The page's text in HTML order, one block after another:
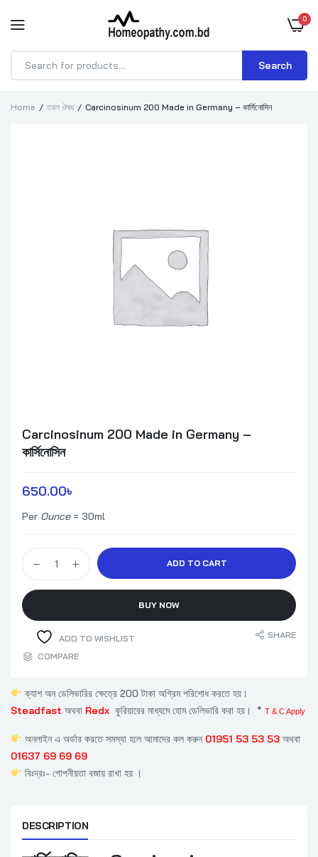
0
Products
Search
Home তরল ঔষধ Carcinosinum 200 Made in Germany – কার্সিনোসিন
Carcinosinum 200 Made in Germany –
কার্সিনোসিন
650.00৳
Per Ounce= 30ml
Carcinosinum 200 Made in Germany - কার্সিনোসিন quantity
ADD TO CART
BUY NOW
ADD TO WISHLIST
SHARE
COMPARE
ক্যাশ অন ডেলিভারির ক্ষেত্রে 200 টাকা অগ্রিম পরিশোধ করতে হয়।
Steadfast অথবা Redx কুরিয়ারের মাধ্যমে হোম ডেলিভারি করা হয়। * T & C Apply
অনলাইন এ অর্ডার করতে সমস্যা হলে আমাদের কল করুন 01951 53 53 53অথবা
01637 69 69 69
বিঃদ্রঃ- গোপনীয়তা বজায় রাখা হয় ।
DESCRIPTION